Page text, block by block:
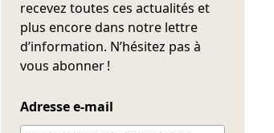
recevez toutes ces actualités et
plus encore dans notre lettre
d’information. N’hésitez pas à
vous abonner !
Adresse e-mail